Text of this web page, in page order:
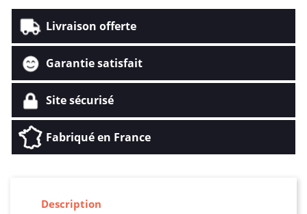
Livraison offerte
Garantie satisfait
Site sécurisé
Fabriqué en France
Description